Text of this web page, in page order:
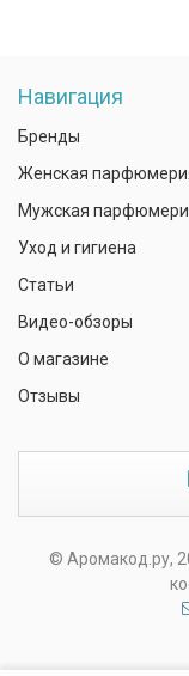
Навигация
Бренды
Женская
Мужская
Уход и гигиена
Статьи
Видео-обзоры
О магазине
Отзывы
© Аромакод.ру,